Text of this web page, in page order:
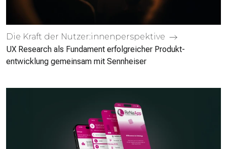
Die Kraft der Nutzer:innen­perspektive
UX Research als Fundament erfolgreicher Produkt­
entwicklung gemeinsam mit Sennheiser